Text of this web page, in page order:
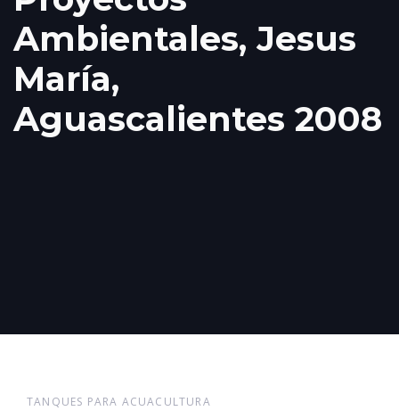
Ambientales, Jesus
María,
Aguascalientes 2008
TANQUES PARA ACUACULTURA